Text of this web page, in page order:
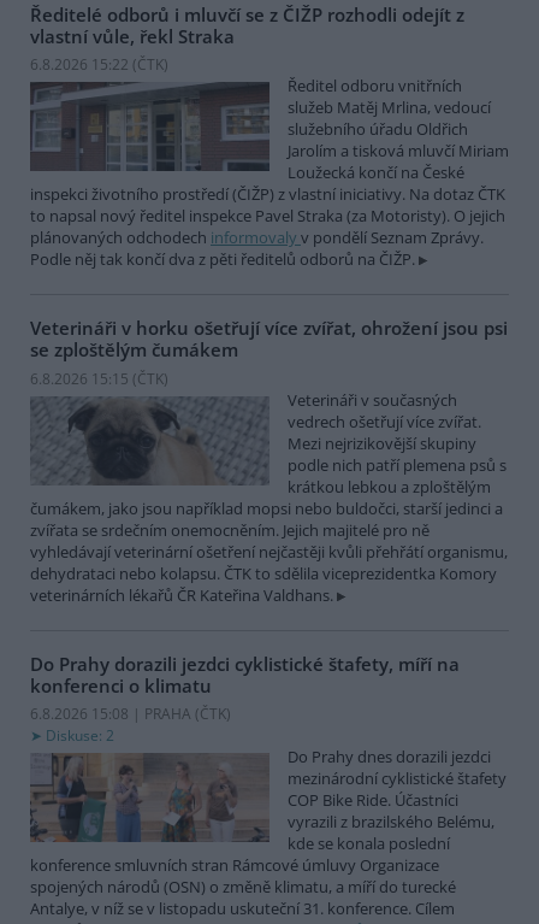
Ředitelé odborů i mluvčí se z ČIŽP rozhodli odejít z
vlastní vůle, řekl Straka
6.8.2026 15:22 (ČTK)
Ředitel odboru vnitřních
služeb Matěj Mrlina, vedoucí
služebního úřadu Oldřich
Jarolím a tisková mluvčí Miriam
Loužecká končí na České
inspekci životního prostředí (ČIŽP) z vlastní iniciativy. Na dotaz ČTK
to napsal nový ředitel inspekce Pavel Straka (za Motoristy). O jejich
plánovaných odchodech informovaly v pondělí Seznam Zprávy.
Podle něj tak končí dva z pěti ředitelů odborů na ČIŽP.
Veterináři v horku ošetřují více zvířat, ohrožení jsou psi
se zploštělým čumákem
6.8.2026 15:15 (ČTK)
Veterináři v současných
vedrech ošetřují více zvířat.
Mezi nejrizikovější skupiny
podle nich patří plemena psů s
krátkou lebkou a zploštělým
čumákem, jako jsou například mopsi nebo buldočci, starší jedinci a
zvířata se srdečním onemocněním. Jejich majitelé pro ně
vyhledávají veterinární ošetření nejčastěji kvůli přehřátí organismu,
dehydrataci nebo kolapsu. ČTK to sdělila viceprezidentka Komory
veterinárních lékařů ČR Kateřina Valdhans.
Do Prahy dorazili jezdci cyklistické štafety, míří na
konferenci o klimatu
6.8.2026 15:08 | PRAHA (ČTK)
Diskuse: 2
Do Prahy dnes dorazili jezdci
mezinárodní cyklistické štafety
COP Bike Ride. Účastníci
vyrazili z brazilského Belému,
kde se konala poslední
konference smluvních stran Rámcové úmluvy Organizace
spojených národů (OSN) o změně klimatu, a míří do turecké
Antalye, v níž se v listopadu uskuteční 31. konference. Cílem